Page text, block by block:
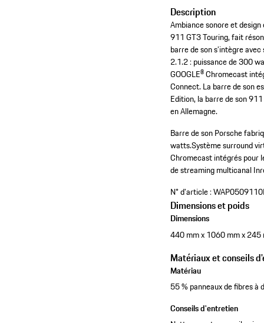
Description
Ambiance sonore et
911 GT3 Touring, fait
barre de son s’intègre
2.1.2 : puissance de 300
GOOGLE® Chromecast
Connect. La barre de son
Edition, la barre de son
en Allemagne.
Barre de son Porsche
watts.Système surround
Chromecast intégrés pour
de streaming multicanal
N° d'article :
Dimensions et poids
Dimensions
440 mm x 1060 mm x 245
Matériaux et conseils
Matériau
55 % panneaux de fibres à
Conseils d'entretien